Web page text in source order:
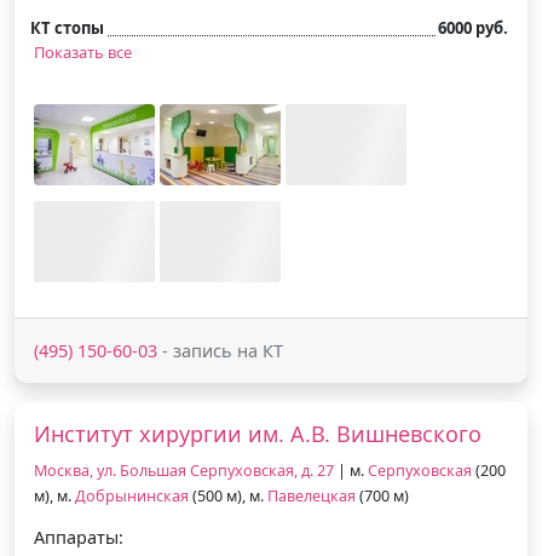
КТ стопы
6000 руб.
Показать все
(495) 150-60-03 - запись на КТ
Институт хирургии им. А.В. Вишневского
Москва, ул. Большая Серпуховская, д. 27 | м.Серпуховская (200
м), м.Добрынинская (500 м), м. Павелецкая (700 м)
Аппараты: